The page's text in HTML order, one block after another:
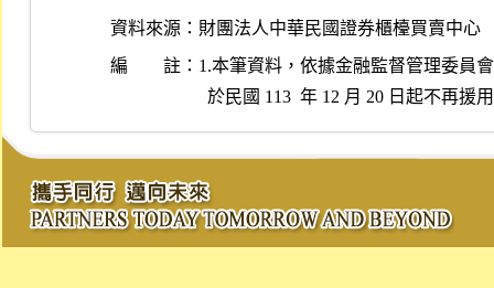
資料來源： 財團法人中華民國證券櫃檯買賣中心
編 註： 1.本筆資料，依據金融監督管理委員
於民國 113  年 12 月 20 日起不再